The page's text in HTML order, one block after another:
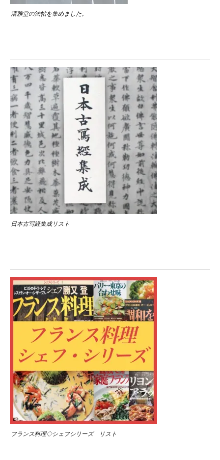
清雅堂の法帖を集めました。
日本古写経集成リスト
フランス料理◇シェフシリーズ リスト